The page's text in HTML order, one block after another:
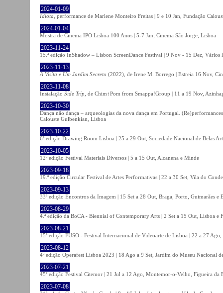
2024-01-09
Idiota , performance de Marlene Monteiro Freitas | 9 e 10 Jan, Fundação
2024-01-04
Mostra de Cinema IPO Lisboa 100 Anos | 5-7 Jan, Cinema São Jorge, Lisboa
2023-11-24
15.ª edição InShadow – Lisbon ScreenDance Festival | 9 Nov - 15 Dez, Vários
2023-11-13
A Visita e Um Jardim Secreto (2022), de Irene M. Borrego | Estreia 16 Nov,
2023-11-08
Instalação Side Trip , de Chim↑Pom from Smappa!Group | 11 a 19 Nov,
2023-10-30
Dança não dança – arqueologias da nova dança em Portugal.
Calouste Gulbenkian, Lisboa
2023-10-22
6ª edição Drawing Room Lisboa | 25 a 29 Out, Sociedade Nacional de Belas
2023-10-05
12ª edição Festival Materiais Diversos | 5 a 15 Out, Alcanena e Minde
2023-09-18
19.ª edição Circular Festival de Artes Performativas | 22 a 30 Set, Vila do Conde
2023-09-13
33ª edição Encontros da Imagem | 15 Set a 28 Out, Braga, Porto, Guimarães e
2023-08-29
4.ª edição da BoCA - Biennial of Contemporary Arts | 2 Set a 15 Out, Lisboa e
2023-08-21
15ª edição FUSO - Festival Internacional de Videoarte de Lisboa | 22 a 27
2023-08-12
4ª edição Operafest Lisboa 2023 | 18 Ago a 9 Set, Jardim do Museu Nacional
2023-07-21
45ª edição Festival Citemor | 21 Jul a 12 Ago, Montemor-o-Velho, Figueira da
2023-07-08